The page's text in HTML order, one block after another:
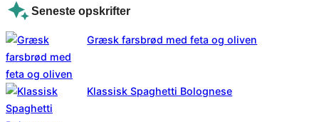
Seneste opskrifter
Græsk farsbrød med feta og oliven
Klassisk Spaghetti Bolognese